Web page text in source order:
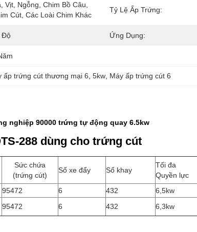
Vịt, Ngỗng, Chim Bồ Câu,
Cút, Các Loài Chim Khác
Tỷ Lệ Ấp Trứng:
Độ Ứng Dụng:
ấp trứng cút thương mại 6 , 5kw Máy ấp trứng cút 6
nghiệp 90000 trứng tự động quay 6.5kw
288 dùng cho trứng cút
Sức chứa
(trứng cút)
Số xe đẩy Số khay
Tối đa
Quyền lực
95472 6 432 6,5kw
95472 6 432 6,3kw